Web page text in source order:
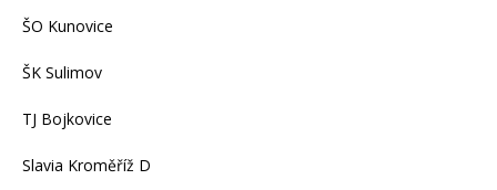
ŠO Kunovice
ŠK Sulimov
TJ Bojkovice
Slavia Kroměříž D